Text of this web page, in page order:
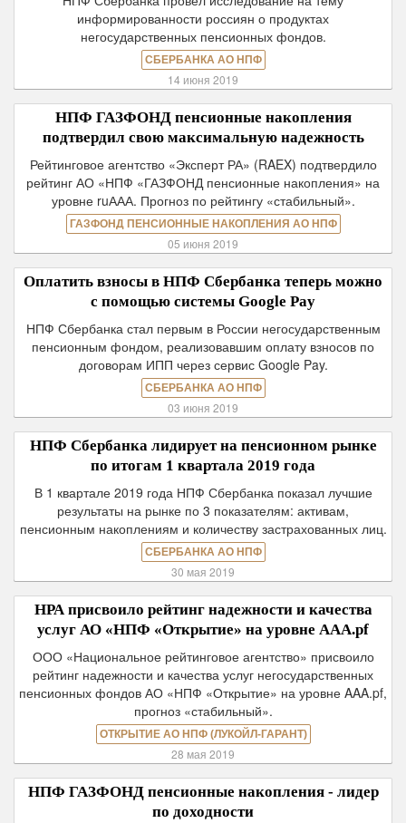
информированности россиян о продуктах
негосударственных пенсионных фондов.
СБЕРБАНКА АО НПФ
14 июня 2019
НПФ ГАЗФОНД пенсионные накопления
подтвердил свою максимальную надежность
Рейтинговое агентство «Эксперт РА» (RAEX) подтвердило
рейтинг АО «НПФ «ГАЗФОНД пенсионные накопления» на
уровне ruААА. Прогноз по рейтингу «стабильный».
ГАЗФОНД ПЕНСИОННЫЕ НАКОПЛЕНИЯ АО НПФ
05 июня 2019
Оплатить взносы в НПФ Сбербанка теперь можно
с помощью системы Google Pay
НПФ Сбербанка стал первым в России негосударственным
пенсионным фондом, реализовавшим оплату взносов по
договорам ИПП через сервис Google Pay.
СБЕРБАНКА АО НПФ
03 июня 2019
НПФ Сбербанка лидирует на пенсионном рынке
по итогам 1 квартала 2019 года
В 1 квартале 2019 года НПФ Сбербанка показал лучшие
результаты на рынке по 3 показателям: активам,
пенсионным накоплениям и количеству застрахованных лиц.
СБЕРБАНКА АО НПФ
30 мая 2019
НРА присвоило рейтинг надежности и качества
услуг АО «НПФ «Открытие» на уровне ААA.pf
ООО «Национальное рейтинговое агентство» присвоило
рейтинг надежности и качества услуг негосударственных
пенсионных фондов АО «НПФ «Открытие» на уровне AAA.pf,
прогноз «стабильный».
ОТКРЫТИЕ АО НПФ (ЛУКОЙЛ-ГАРАНТ)
28 мая 2019
НПФ ГАЗФОНД пенсионные накопления - лидер
по доходности